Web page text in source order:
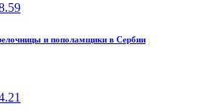
и пополамщики в Сербии